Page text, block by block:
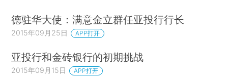
德驻华大使：满意金立群任亚投行行长
2015年09月25日 APP打开
亚投行和金砖银行的初期挑战
2015年09月15日 APP打开